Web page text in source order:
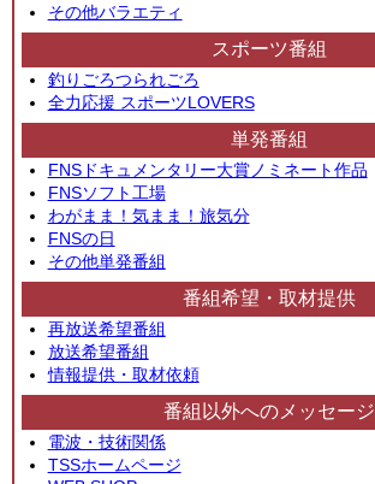
その他バラエティ
スポーツ番組
釣りごろつられごろ
全力応援 スポーツLOVERS
単発番組
FNSドキュメンタリー大賞ノミネート作品
FNSソフト工場
わがまま！気まま！旅気分
FNSの日
その他単発番組
番組希望・取材提供
再放送希望番組
放送希望番組
情報提供・取材依頼
番組以外へのメッセージ
電波・技術関係
TSSホームページ